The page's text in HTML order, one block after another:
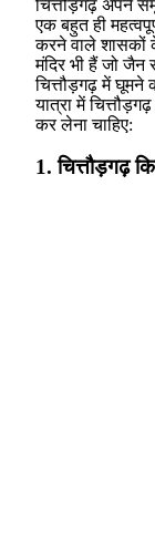
चित्तौड़गढ़ अपने
एक बहुत ही
करने वाले शासकों
मंदिर भी हैं जो
चित्तौड़गढ़ में
यात्रा में
कर लेना चाहिए:
1. चित्तौड़गढ़